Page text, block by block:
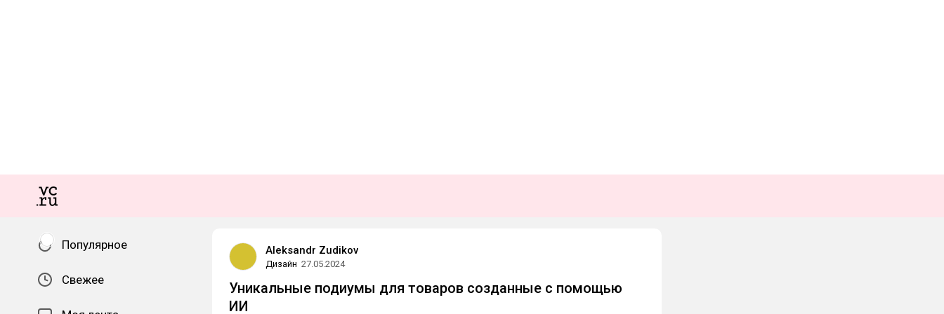
Популярное
Свежее
Aleksandr Zudikov
Дизайн 27.05.2024
Уникальные подиумы для товаров созданные с помощью
ИИ